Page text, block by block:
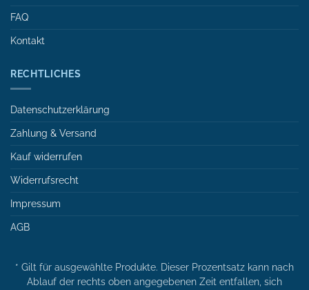
FAQ
Kontakt
RECHTLICHES
Datenschutzerklärung
Zahlung & Versand
Kauf widerrufen
Widerrufsrecht
Impressum
AGB
* Gilt für ausgewählte Produkte. Dieser Prozentsatz kann nach
Ablauf der rechts oben angegebenen Zeit entfallen, sich